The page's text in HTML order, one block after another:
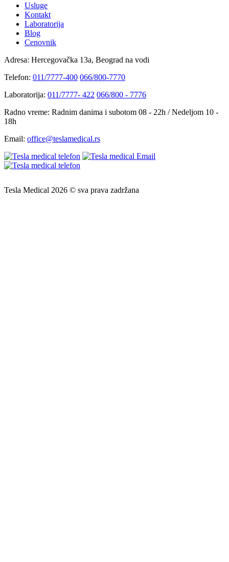
Usluge
Kontakt
Laboratorija
Blog
Cenovnik
Adresa: Hercegovačka 13a, Beograd na vodi
Telefon: 011/7777-400 066/800-7770
Laboratorija: 011/7777- 422 066/800 - 7776
Radno vreme: Radnim danima i subotom 08 - 22h / Nedeljom 10 -
18h
Email: office@teslamedical.rs
Tesla Medical 2026 © sva prava zadržana